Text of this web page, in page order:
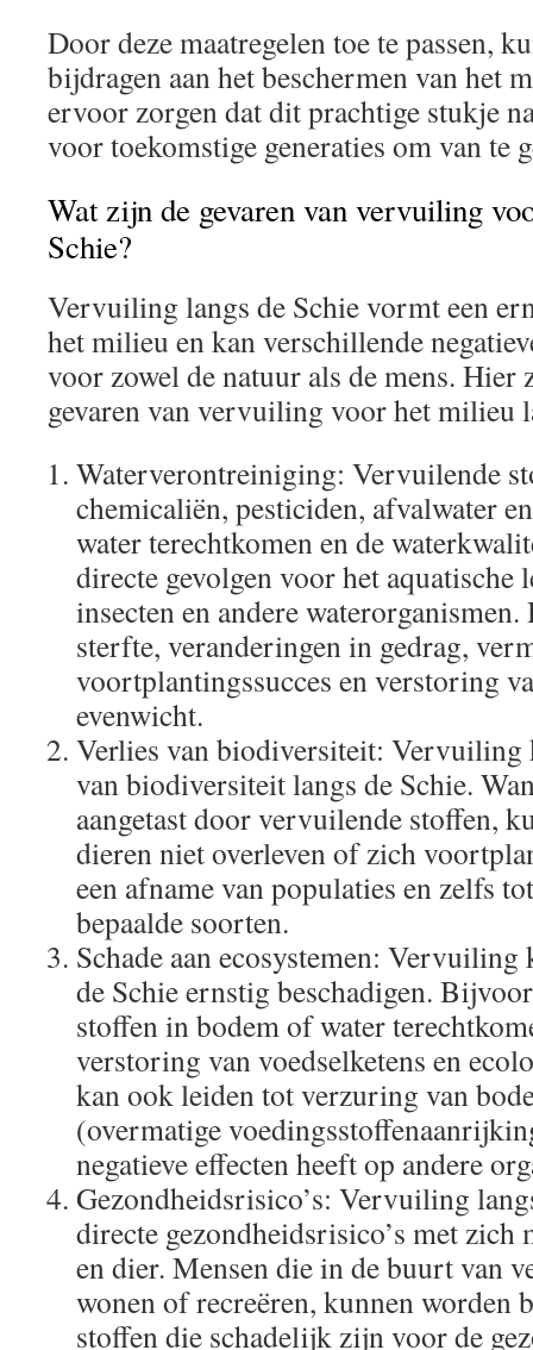
Door deze maatregelen toe te passen,
bijdragen aan het beschermen van het
ervoor zorgen dat dit prachtige stukje
voor toekomstige generaties om van te
Wat zijn de gevaren van vervuiling
Schie?
Vervuiling langs de Schie vormt een
het milieu en kan verschillende
voor zowel de natuur als de mens. Hier
gevaren van vervuiling voor het milieu
Waterverontreiniging: Vervuilende
chemicaliën, pesticiden, afvalwater
water terechtkomen en de
directe gevolgen voor het aquatische
insecten en andere
sterfte, veranderingen in gedrag,
voortplantingssucces en verstoring
evenwicht.
Verlies van biodiversiteit: Vervuiling
van biodiversiteit langs de Schie.
aangetast door vervuilende stoffen,
dieren niet overleven of zich
een afname van populaties en zelfs
bepaalde soorten.
Schade aan ecosystemen: Vervuiling
de Schie ernstig beschadigen.
stoffen in bodem of water
verstoring van voedselketens en
kan ook leiden tot verzuring van
(overmatige
negatieve effecten heeft op andere
Gezondheidsrisico’s: Vervuiling
directe gezondheidsrisico’s met zich
en dier. Mensen die in de buurt van
wonen of recreëren, kunnen worden
stoffen die schadelijk zijn voor de